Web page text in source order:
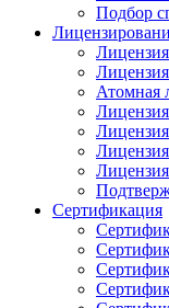
Подбор
Атомная
Сертификация